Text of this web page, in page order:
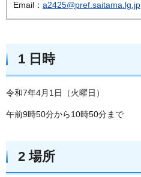
Email： a2425@pref.saitama.lg.jp
1 日時
令和7年4月1日（火曜日）
午前9時50分から10時50分まで
2 場所